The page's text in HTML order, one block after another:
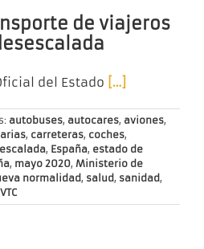
de viajeros
del Estado […]
autobuses, autocares, aviones,
, carreteras, coches,
, España, estado de
, mayo 2020, Ministerio de
normalidad, salud, sanidad,
VTC